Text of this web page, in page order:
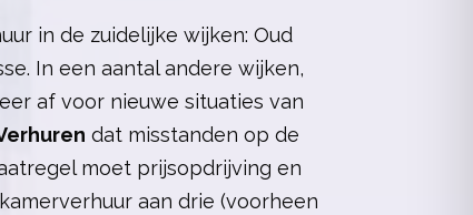
in de zuidelijke wijken: Oud
In een aantal andere wijken,
af voor nieuwe situaties van
dat misstanden op de
moet prijsopdrijving en
aan drie (voorheen